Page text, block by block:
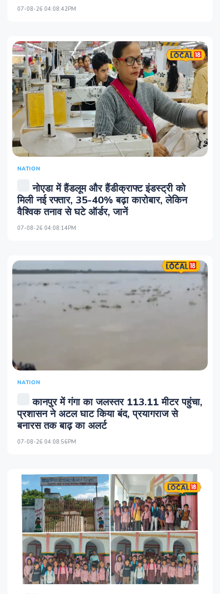
07-08-26 04:08:42PM
NATION
नोएडा में हैंडलूम और हैंडीक्राफ्ट इंडस्ट्री को
मिली नई रफ्तार, 35-40% बढ़ा कारोबार, लेकिन
वैश्विक तनाव से घटे ऑर्डर, जानें
07-08-26 04:08:14PM
NATION
कानपुर में गंगा का जलस्तर 113.11 मीटर पहुंचा,
प्रशासन ने अटल घाट किया बंद, प्रयागराज से
बनारस तक बाढ़ का अलर्ट
07-08-26 04:08:56PM